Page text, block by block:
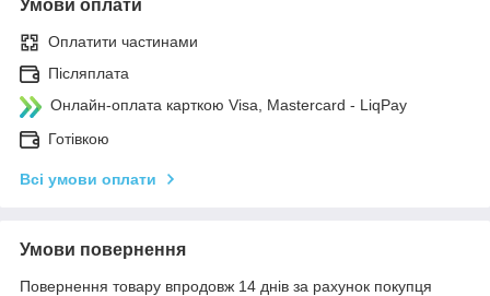
Умови оплати
Оплатити частинами
Післяплата
Онлайн-оплата карткою Visa, Mastercard - LiqPay
Готівкою
Всі умови оплати
Умови повернення
Повернення товару впродовж 14 днів за рахунок покупця